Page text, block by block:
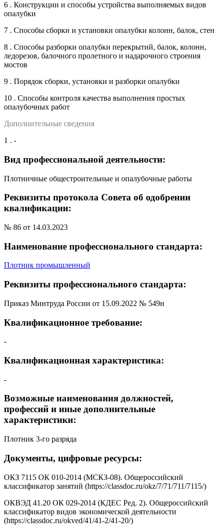
6 . Конструкции и способы устройства выполняемых видов
опалубки
7 . Способы сборки и установки опалубки колонн, балок, стен
8 . Способы разборки опалубки перекрытий, балок, колонн,
ледорезов, балочного пролетного и надарочного строения
мостов
9 . Порядок сборки, установки и разборки опалубки
10 . Способы контроля качества выполнения простых
опалубочных работ
Дополнительные сведения
1 . -
Вид профессиональной деятельности:
Плотничные общестроительные и опалубочные работы
Реквизиты протокола Совета об одобрении
квалификации:
№ 86 от 14.03.2023
Наименование профессионального стандарта:
Плотник промышленный
Реквизиты профессионального стандарта:
Приказ Минтруда России от 15.09.2022 № 549н
Квалификационное требование:
-
Квалификационная характеристика:
-
Возможные наименования должностей,
профессий и иные дополнительные
характеристики:
Плотник 3-го разряда
Документы, цифровые ресурсы:
ОКЗ 7115 ОК 010-2014 (МСКЗ-08). Общероссийский
классификатор занятий (https://classdoc.ru/okz/7/71/711/7115/)
ОКВЭД 41.20 ОК 029-2014 (КДЕС Ред. 2). Общероссийский
классификатор видов экономической деятельности
(https://classdoc.ru/okved/41/41-2/41-20/)